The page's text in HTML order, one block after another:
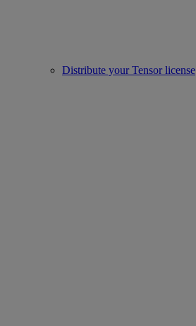
Distribute your Tensor license